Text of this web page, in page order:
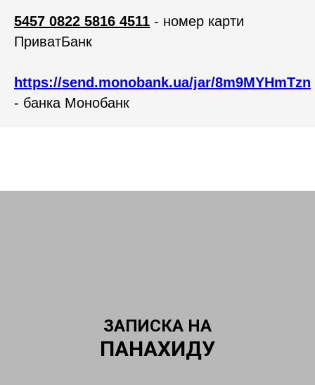
5457 0822 5816 4511 - номер карти
ПриватБанк
https://send.monobank.ua/jar/8m9MYHmTzn
- банка Монобанк
ЗАПИСКА НА
ПАНАХИДУ